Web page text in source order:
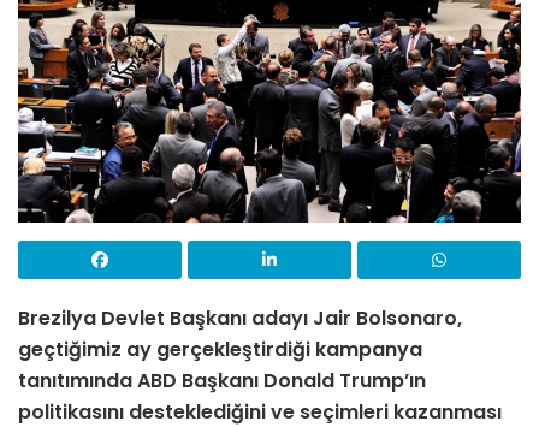
Brezilya Devlet Başkanı adayı Jair Bolsonaro,
geçtiğimiz ay gerçekleştirdiği kampanya
tanıtımında ABD Başkanı Donald Trump’ın
politikasını desteklediğini ve seçimleri kazanması